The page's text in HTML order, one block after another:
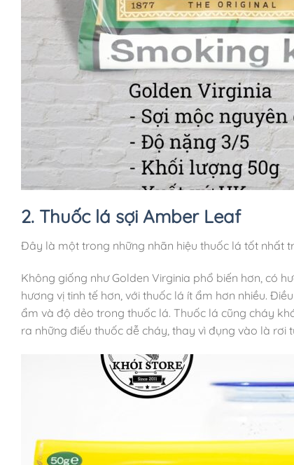
2. Thuốc lá sợi Amber Leaf
Đây là một trong những nhãn hiệu thuốc lá tốt nhất
Không giống như Golden Virginia phổ biến hơn, có
hương vị tinh tế hơn, với thuốc lá ít ẩm hơn nhiều.
ẩm và độ dẻo trong thuốc lá. Thuốc lá cũng cháy
ra những điếu thuốc dễ cháy, thay vì đụng vào là rơi